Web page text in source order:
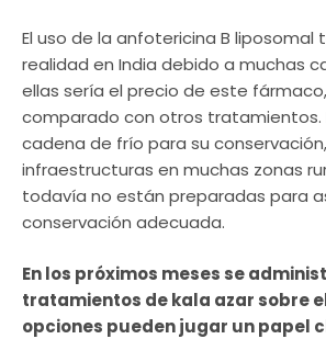
El uso de la anfotericina B liposomal
realidad en India debido a muchas
ellas sería el precio de este
comparado con otros tratamientos.
cadena de frío para su
infraestructuras en muchas zonas
todavía no están preparadas para
conservación adecuada.
En los próximos meses se
tratamientos de kala azar sobre
opciones pueden jugar un papel